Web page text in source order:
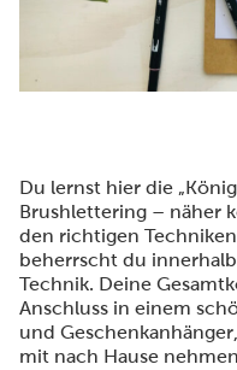
Du lernst hier die
Brushlettering – näher
den richtigen
beherrscht du
Technik. Deine
Anschluss in einem
und
mit nach Hause